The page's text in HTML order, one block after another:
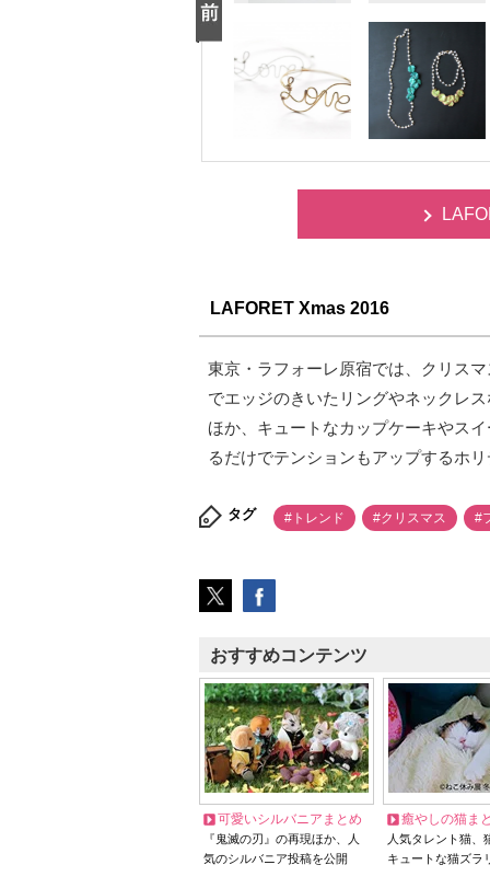
LAFORET Xmas 2016
東京・ラフォーレ原宿では、クリス
でエッジのきいたリングやネックレ
ほか、キュートなカップケーキやス
るだけでテンションもアップするホ
タグ #トレンド #クリスマス #
おすすめコンテンツ
可愛いシルバニアまとめ
『鬼滅の刃』の再現ほか、人
気のシルバニア投稿を公開
癒やしの猫ま
人気タレント猫
キュートな猫ズラ